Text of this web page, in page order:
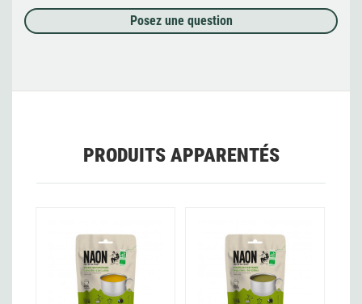
Posez une question
PRODUITS APPARENTÉS